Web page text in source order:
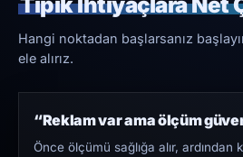
Tipik İhtiyaçlara Net
Hangi noktadan başlarsanız
ele alırız.
“Reklam var ama ölçüm
Önce ölçümü sağlığa alır, ardından